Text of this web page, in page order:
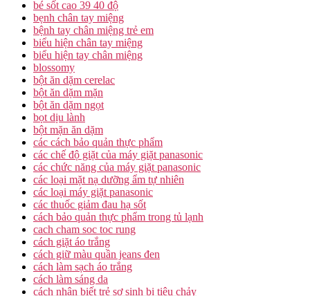
bé sốt cao 39 40 độ
bẹnh chân tay miệng
bệnh tay chân miệng trẻ em
biểu hiện chân tay miệng
biểu hiện tay chân miệng
blossomy
bột ăn dặm cerelac
bột ăn dặm mặn
bột ăn dặm ngọt
bọt dịu lành
bột mặn ăn dặm
các cách bảo quản thực phẩm
các chế độ giặt của máy giặt panasonic
các chức năng của máy giặt panasonic
các loại mặt nạ dưỡng ẩm tự nhiên
các loại máy giặt panasonic
các thuốc giảm đau hạ sốt
cách bảo quản thực phẩm trong tủ lạnh
cach cham soc toc rung
cách giặt áo trắng
cách giữ màu quần jeans đen
cách làm sạch áo trắng
cách làm sáng da
cách nhận biết trẻ sơ sinh bị tiêu chảy